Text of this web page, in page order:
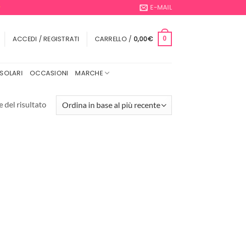
E-MAIL
ACCEDI / REGISTRATI CARRELLO / 0,00€ 0
SOLARI OCCASIONI MARCHE
del risultato